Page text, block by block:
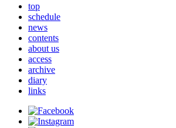
top
schedule
news
contents
about us
access
archive
diary
links